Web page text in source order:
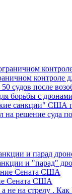
контроле
судов после
борьбы с
санкции" США
на решение суда
и "парад"
Сената США